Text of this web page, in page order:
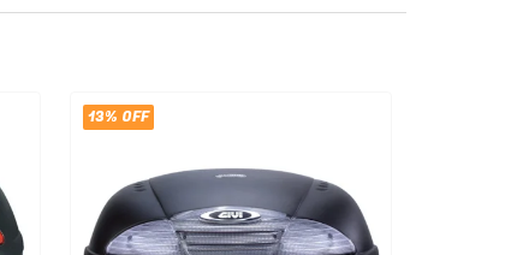
13% OFF